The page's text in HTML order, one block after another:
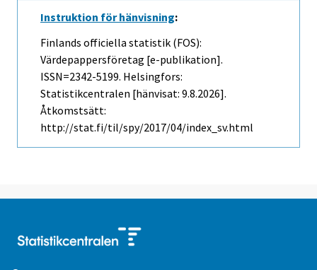
Instruktion för hänvisning:
Finlands officiella statistik (FOS):
Värdepappersföretag [e-publikation].
ISSN=2342-5199. Helsingfors:
Statistikcentralen [hänvisat: 9.8.2026].
Åtkomstsätt:
http://stat.fi/til/spy/2017/04/index_sv.html